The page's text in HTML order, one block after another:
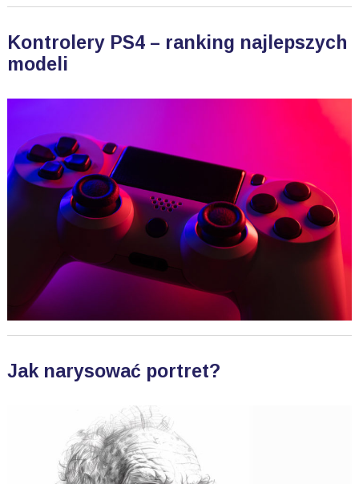
Kontrolery PS4 – ranking najlepszych
modeli
Jak narysować portret?